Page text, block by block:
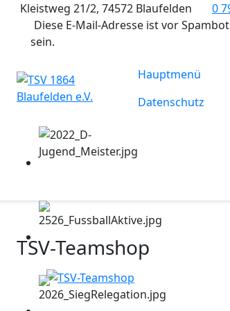
Kleistweg 21/2, 74572 Blaufelden
0
Diese E-Mail-Adresse ist vor
sein.
Hauptmenü
Datenschutz
TSV-Teamshop